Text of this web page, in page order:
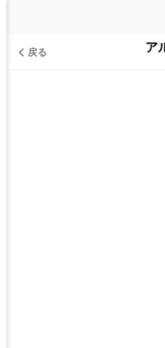
戻る ア